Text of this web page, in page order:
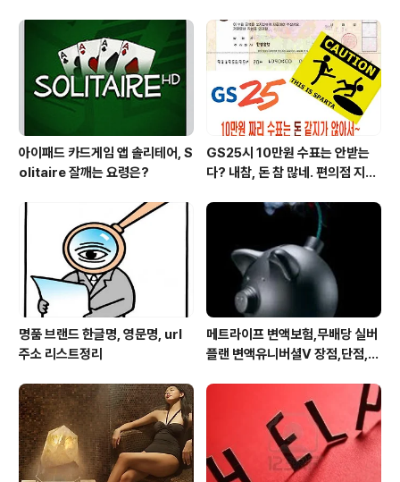
심!)
아이패드 카드게임 앱 솔리테어, S
olitaire 잘깨는 요령은?
GS25시 10만원 수표는 안받는
다? 내참, 돈 참 많네. 편의점 지에
지구만~
명품 브랜드 한글명, 영문명, url
주소 리스트정리
메트라이프 변액보험,무배당 실버
플랜 변액유니버셜V 장점,단점,가